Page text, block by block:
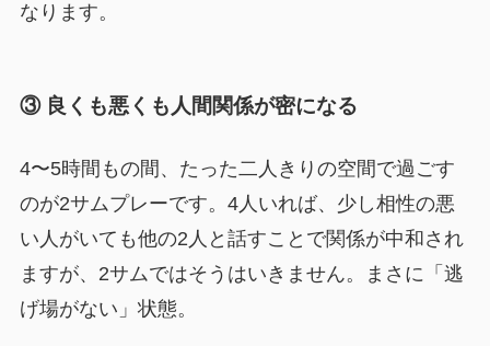
なります。
③ 良くも悪くも人間関係が密になる
4〜5時間もの間、たった二人きりの空間で過ごす
のが2サムプレーです。4人いれば、少し相性の悪
い人がいても他の2人と話すことで関係が中和され
ますが、2サムではそうはいきません。まさに「逃
げ場がない」状態。